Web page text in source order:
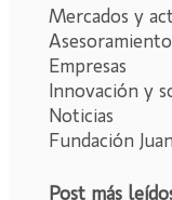
Mercados y
Empresas
Innovación y
Noticias
Fundación
Post más